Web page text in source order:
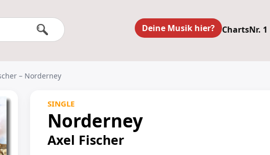
Deine Musik hier? ChartsNr.
– Norderney
SINGLE
Norderney
Axel Fischer